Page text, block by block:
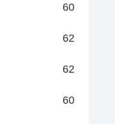
60
62
62
60